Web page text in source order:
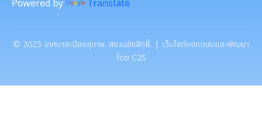
Powered by Translate
© 2025 เทศบาลเมืองสุเทพ. สงวนลิขสิทธิ์. | เว็บไซต์ออกแบบและพัฒนา
โดย C2S